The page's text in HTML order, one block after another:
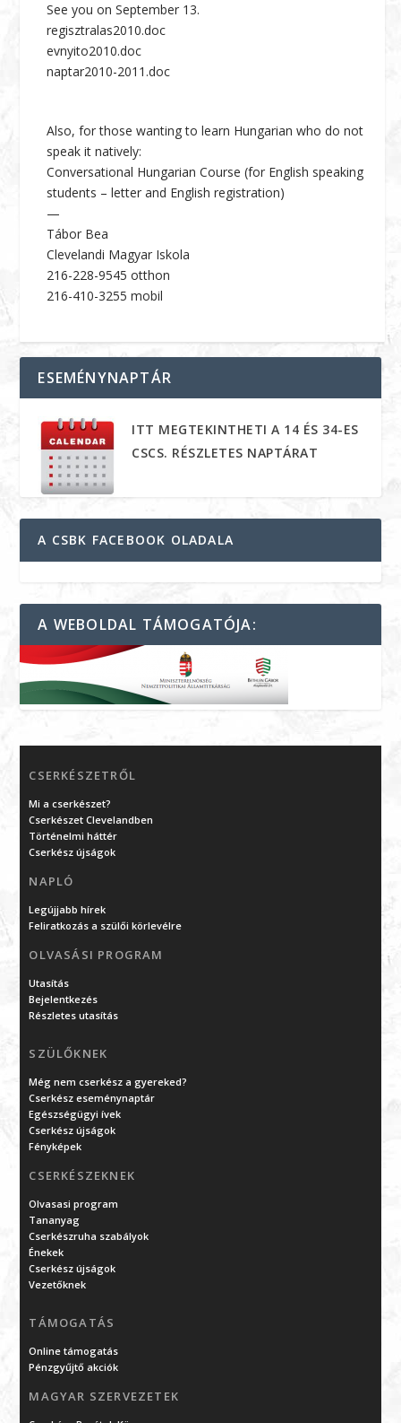
See you on September 13.
regisztralas2010.doc
evnyito2010.doc
naptar2010-2011.doc
Also, for those wanting to learn Hungarian who do not
speak it natively:
Conversational Hungarian Course (for English speaking
students – letter and English registration)
—
Tábor Bea
Clevelandi Magyar Iskola
216-228-9545 otthon
216-410-3255 mobil
ESEMÉNYNAPTÁR
ITT MEGTEKINTHETI A 14 ÉS 34-ES
CSCS. RÉSZLETES NAPTÁRAT
A CSBK FACEBOOK OLADALA
A WEBOLDAL TÁMOGATÓJA:
CSERKÉSZETRŐL
Mi a cserkészet?
Cserkészet Clevelandben
Történelmi háttér
Cserkész újságok
NAPLÓ
Legújjabb hírek
Feliratkozás a szülői körlevélre
OLVASÁSI PROGRAM
Utasítás
Bejelentkezés
Részletes utasítás
SZÜLŐKNEK
Még nem cserkész a gyereked?
Cserkész eseménynaptár
Egészségügyi ívek
Cserkész újságok
Fényképek
CSERKÉSZEKNEK
Olvasasi program
Tananyag
Cserkészruha szabályok
Énekek
Cserkész újságok
Vezetőknek
TÁMOGATÁS
Online támogatás
Pénzgyűjtő akciók
MAGYAR SZERVEZETEK